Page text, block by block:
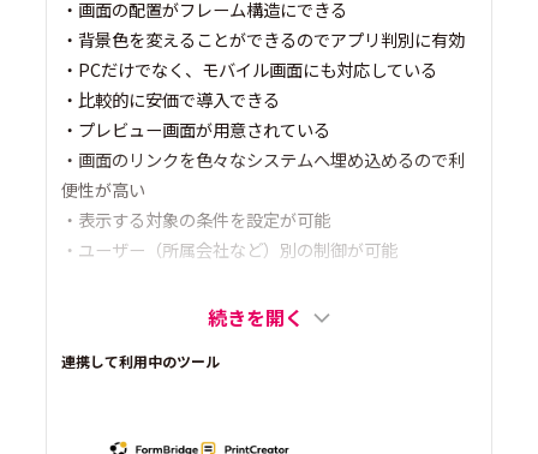
・画面の配置がフレーム構造にできる
・背景色を変えることができるのでアプリ判別に有効
・PCだけでなく、モバイル画面にも対応している
・比較的に安価で導入できる
・プレビュー画面が用意されている
・画面のリンクを色々なシステムへ埋め込めるので利
便性が高い
・表示する対象の条件を設定が可能
・ユーザー（所属会社など）別の制御が可能
続きを開く
連携して利用中のツール